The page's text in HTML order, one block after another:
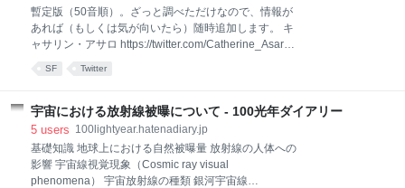
書店発売日: 2011/11/25メディア: DVD購入: 8人 クリ
ック: 101回この商品を含むブログ (24件) を見るジョ
ニーは戦場へ行った (角川文庫) 作者: ドルトン・トラ
ンボ,信太英男出版社/メーカー: 角川書店発売日:
暫定版（50音順）。ざっと調べただけなので、情報が
あれば（もしくは気が向いたら）随時追加します。 キ
ャサリン・アサロ https://twitter.com/Catherine_Asaro
アンディ・ウィアー https://twitter.com/andyweirauthor
デイヴィッド・ウェーバー
https://twitter.com/davidweber1 スコット・ウエスター
フェルド https://twitter.com/scottwesterfeld マーサ・ウ
ェルズ https://twitter.com/marthaw
SF Twitter
宇宙における放射線被曝について - 100光年ダイアリー
5 users 100lightyear.hatenadiary.jp
基礎知識 地球上における自然被曝量 放射線の人体への
影響 宇宙線視覚現象（Cosmic ray visual
phenomena） 宇宙放射線の種類 銀河宇宙線